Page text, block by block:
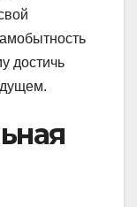
достичь